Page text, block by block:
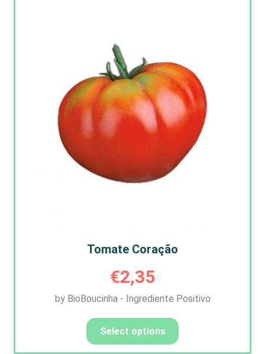
Tomate Coração
€2,35
by BioBoucinha - Ingrediente Positivo
Select options